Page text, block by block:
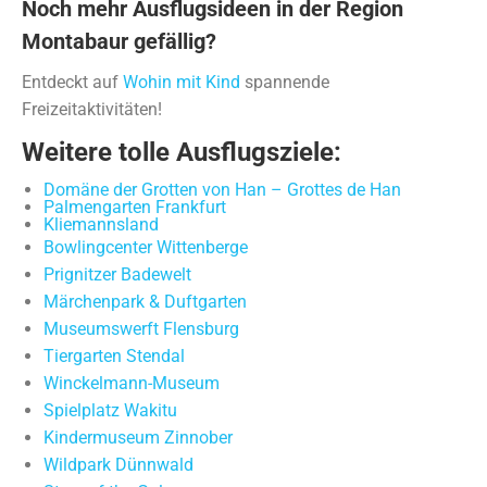
Noch mehr Ausflugsideen in der Region
Montabaur gefällig?
Entdeckt auf Wohin mit Kind spannende
Freizeitaktivitäten!
Weitere tolle Ausflugsziele:
Domäne der Grotten von Han – Grottes de Han
Palmengarten Frankfurt
Kliemannsland
Bowlingcenter Wittenberge
Prignitzer Badewelt
Märchenpark & Duftgarten
Museumswerft Flensburg
Tiergarten Stendal
Winckelmann-Museum
Spielplatz Wakitu
Kindermuseum Zinnober
Wildpark Dünnwald